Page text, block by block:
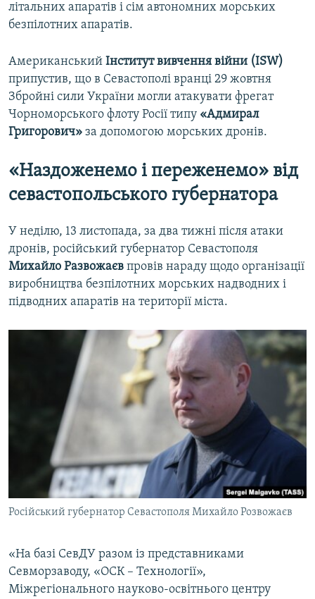
літальних апаратів і сім автономних морських
безпілотних апаратів.
Американський Інститут вивчення війни (ISW)
припустив, що в Севастополі вранці 29 жовтня
Збройні сили України могли атакувати фрегат
Чорноморського флоту Росії типу «Адмирал
Григорович» за допомогою морських дронів.
«Наздоженемо і переженемо» від
севастопольського губернатора
У неділю, 13 листопада, за два тижні після атаки
дронів, російський губернатор Севастополя
Михайло Развожаєв провів нараду щодо організації
виробництва безпілотних морських надводних і
підводних апаратів на території міста.
Російський губернатор Севастополя Михайло Розвожаєв
«На базі СевДУ разом із представниками
Севморзаводу, «ОСК – Технології»,
Міжрегіонального науково-освітнього центру